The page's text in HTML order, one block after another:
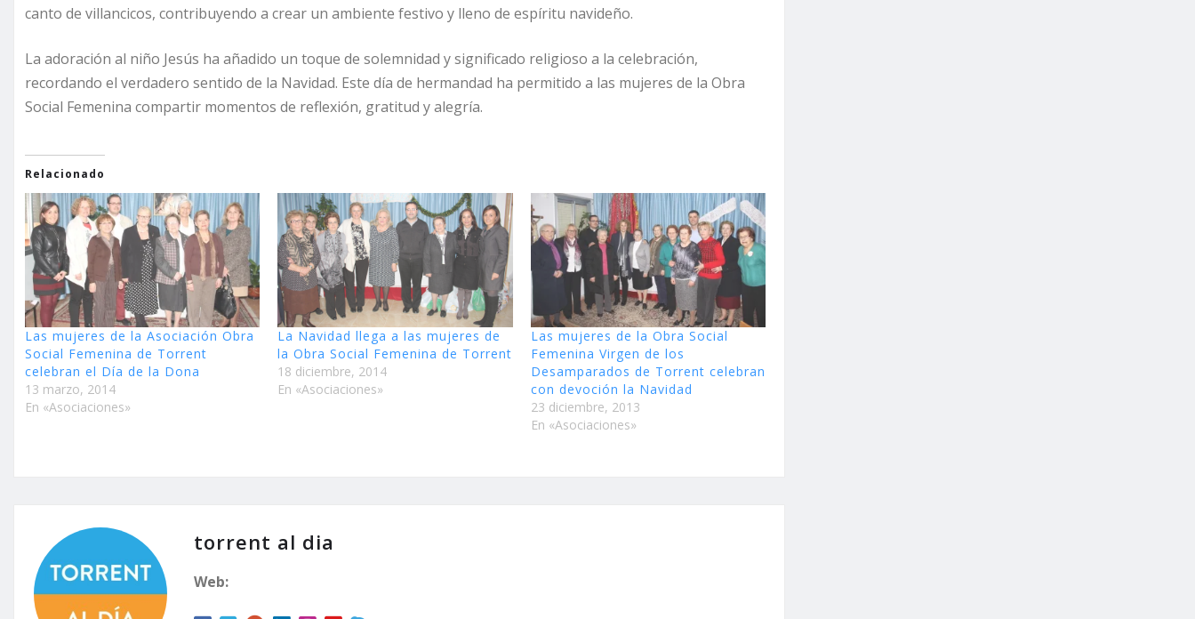
canto de villancicos, contribuyendo a crear un ambiente festivo y lleno de espíritu navideño.
La adoración al niño Jesús ha añadido un toque de solemnidad y significado religioso a la celebración,
recordando el verdadero sentido de la Navidad. Este día de hermandad ha permitido a las mujeres de la Obra
Social Femenina compartir momentos de reflexión, gratitud y alegría.
Relacionado
Las mujeres de la Asociación Obra
Social Femenina de Torrent
celebran el Día de la Dona
13 marzo, 2014
En «Asociaciones»
La Navidad llega a las mujeres de
la Obra Social Femenina de Torrent
18 diciembre, 2014
En «Asociaciones»
Las mujeres de la Obra Social
Femenina Virgen de los
Desamparados de Torrent celebran
con devoción la Navidad
23 diciembre, 2013
En «Asociaciones»
torrent al dia
Web: